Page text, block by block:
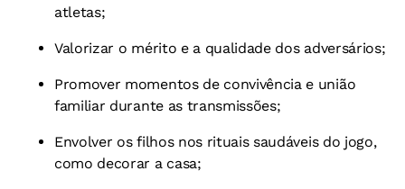
atletas;
Valorizar o mérito e a qualidade dos adversários;
Promover momentos de convivência e união
familiar durante as transmissões;
Envolver os filhos nos rituais saudáveis do jogo,
como decorar a casa;